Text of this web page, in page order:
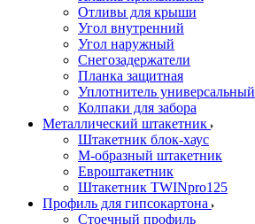
Отливы для крыши
Угол внутренний
Угол наружный
Снегозадержатели
Планка защитная
Уплотнитель универсальный
Колпаки для забора
Металлический штакетник
Штакетник блок-хаус
М-образный штакетник
Евроштакетник
Штакетник TWINpro125
Профиль для гипсокартона
Стоечный профиль